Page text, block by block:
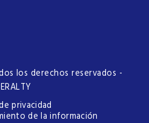
los derechos reservados -
privacidad
de la información